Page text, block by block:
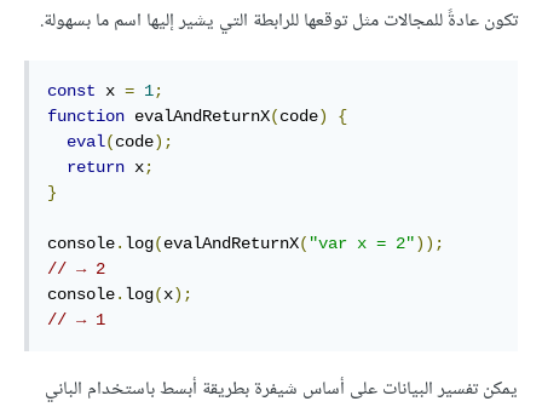
تكون عادةً للمجالات مثل توقعها للرابطة التي يشير إليها اسم ما بسهولة.
const x = 1;
function evalAndReturnX(code)
{
eval(code);
return x;
}
console. log(evalAndReturnX( "var x = 2"));
// → 2
console. log(x);
// → 1
يمكن تفسير البيانات على أساس شيفرة بطريقة أبسط باستخدام الباني